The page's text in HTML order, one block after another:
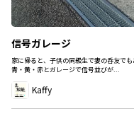
信号ガレージ
家に帰ると、子供の同級生で妻の呑友で
青・黄・赤とガレージで信号並びが...
Kaffy